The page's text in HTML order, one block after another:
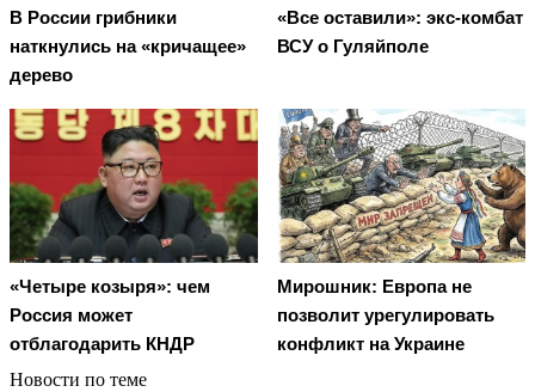
В России грибники
наткнулись на «кричащее»
дерево
«Все оставили»: экс-комбат
ВСУ о Гуляйполе
«Четыре козыря»: чем
Россия может
отблагодарить КНДР
Мирошник: Европа не
позволит урегулировать
конфликт на Украине
Новости по теме